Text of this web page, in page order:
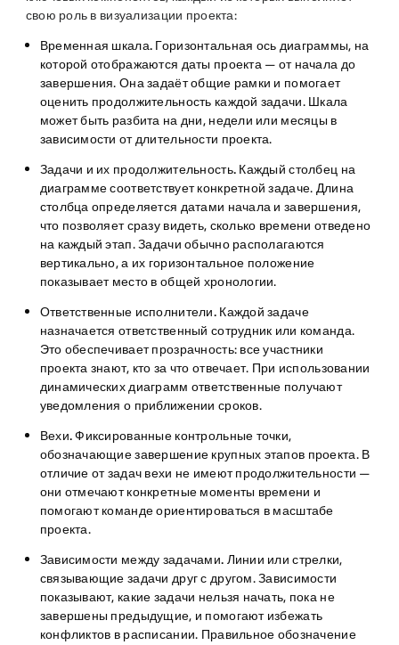
свою роль в визуализации проекта:
Временная шкала. Горизонтальная ось диаграммы, на
которой отображаются даты проекта — от начала до
завершения. Она задаёт общие рамки и помогает
оценить продолжительность каждой задачи. Шкала
может быть разбита на дни, недели или месяцы в
зависимости от длительности проекта.
Задачи и их продолжительность. Каждый столбец на
диаграмме соответствует конкретной задаче. Длина
столбца определяется датами начала и завершения,
что позволяет сразу видеть, сколько времени отведено
на каждый этап. Задачи обычно располагаются
вертикально, а их горизонтальное положение
показывает место в общей хронологии.
Ответственные исполнители.Каждой задаче
назначается ответственный сотрудник или команда.
Это обеспечивает прозрачность: все участники
проекта знают, кто за что отвечает. При использовании
динамических диаграмм ответственные получают
уведомления о приближении сроков.
Вехи.Фиксированные контрольные точки,
обозначающие завершение крупных этапов проекта. В
отличие от задач вехи не имеют продолжительности —
они отмечают конкретные моменты времени и
помогают команде ориентироваться в масштабе
проекта.
Зависимости между задачами. Линии или стрелки,
связывающие задачи друг с другом. Зависимости
показывают, какие задачи нельзя начать, пока не
завершены предыдущие, и помогают избежать
конфликтов в расписании. Правильное обозначение